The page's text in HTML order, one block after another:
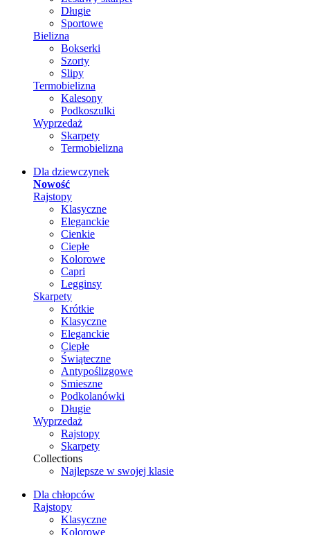
Długie
Sportowe
Bielizna
Bokserki
Szorty
Slipy
Termobielizna
Kalesony
Podkoszulki
Wyprzedaż
Skarpety
Termobielizna
Dla dziewczynek
Nowość
Rajstopy
Klasyczne
Eleganckie
Cienkie
Ciepłe
Kolorowe
Capri
Legginsy
Skarpety
Krótkie
Klasyczne
Eleganckie
Ciepłe
Świąteczne
Antypoślizgowe
Smieszne
Podkolanówki
Długie
Wyprzedaż
Rajstopy
Skarpety
Collections
Najlepsze w swojej klasie
Dla chłopców
Rajstopy
Klasyczne
Kolorowe